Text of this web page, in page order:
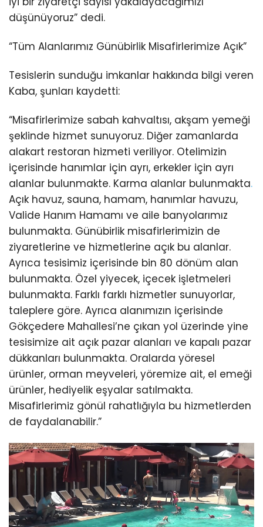
düşünüyoruz” dedi.
“Tüm Alanlarımız Günübirlik Misafirlerimize Açık”
Tesislerin sunduğu imkanlar hakkında bilgi veren
Kaba, şunları kaydetti:
“Misafirlerimize sabah kahvaltısı, akşam yemeği
şeklinde hizmet sunuyoruz. Diğer zamanlarda
alakart restoran hizmeti veriliyor. Otelimizin
içerisinde hanımlar için ayrı, erkekler için ayrı
alanlar bulunmakte. Karma alanlar bulunmakta.
Açık havuz, sauna, hamam, hanımlar havuzu,
Valide Hanım Hamamı ve aile banyolarımız
bulunmakta. Günübirlik misafirlerimizin de
ziyaretlerine ve hizmetlerine açık bu alanlar.
Ayrıca tesisimiz içerisinde bin 80 dönüm alan
bulunmakta. Özel yiyecek, içecek işletmeleri
bulunmakta. Farklı farklı hizmetler sunuyorlar,
taleplere göre. Ayrıca alanımızın içerisinde
Gökçedere Mahallesi’ne çıkan yol üzerinde yine
tesisimize ait açık pazar alanları ve kapalı pazar
dükkanları bulunmakta. Oralarda yöresel
ürünler, orman meyveleri, yöremize ait, el emeği
ürünler, hediyelik eşyalar satılmakta.
Misafirlerimiz gönül rahatlığıyla bu hizmetlerden
de faydalanabilir.”